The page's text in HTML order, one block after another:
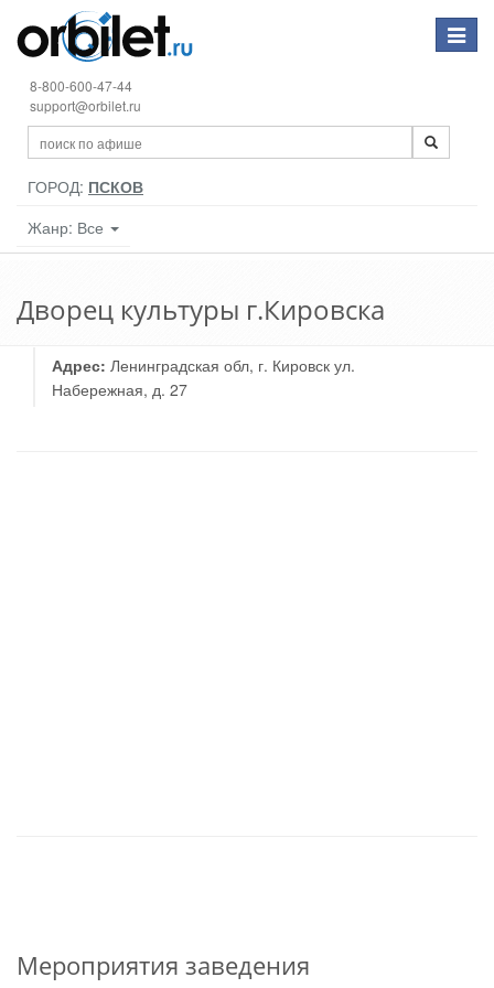
Toggle
8-800-600-47-44
support@orbilet.ru
ГОРОД: ПСКОВ
Жанр: Все
Дворец культуры г.Кировска
Адрес: Ленинградская обл, г. Кировск ул.
Набережная, д. 27
Мероприятия заведения